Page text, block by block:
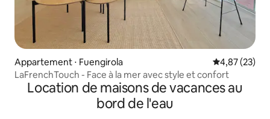
Appartement ⋅ Fuengirola Évaluation
4,87 (23)
LaFrenchTouch - Face à la mer avec style et confort
Location de maisons de vacances au
bord de l'eau